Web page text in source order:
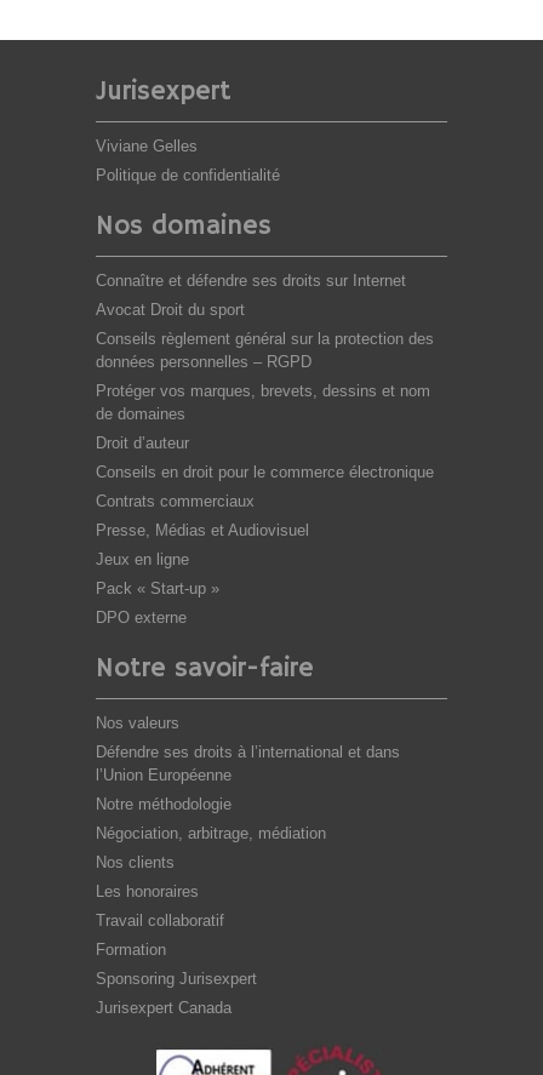
Jurisexpert
Viviane Gelles
Politique de confidentialité
Nos domaines
Connaître et défendre ses droits sur Internet
Avocat Droit du sport
Conseils règlement général sur la protection des
données personnelles – RGPD
Protéger vos marques, brevets, dessins et nom
de domaines
Droit d’auteur
Conseils en droit pour le commerce électronique
Contrats commerciaux
Presse, Médias et Audiovisuel
Jeux en ligne
Pack « Start-up »
DPO externe
Notre savoir-faire
Nos valeurs
Défendre ses droits à l’international et dans
l’Union Européenne
Notre méthodologie
Négociation, arbitrage, médiation
Nos clients
Les honoraires
Travail collaboratif
Formation
Sponsoring Jurisexpert
Jurisexpert Canada